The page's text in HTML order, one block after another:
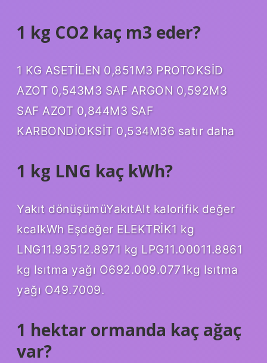
1 kg CO2 kaç m3 eder?
1 KG ASETİLEN 0,851M3 PROTOKSİD
AZOT 0,543M3 SAF ARGON 0,592M3
SAF AZOT 0,844M3 SAF
KARBONDİOKSİT 0,534M36 satır daha
1 kg LNG kaç kWh?
Yakıt dönüşümüYakıtAlt kalorifik değer
kcalkWh Eşdeğer ELEKTRİK1 kg
LNG11.93512.8971 kg LPG11.00011.8861
kg Isıtma yağı O692.009.0771kg Isıtma
yağı O49.7009.
1 hektar ormanda kaç ağaç
var?